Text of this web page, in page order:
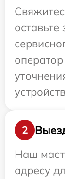
оставьте
2
Наш
адресу